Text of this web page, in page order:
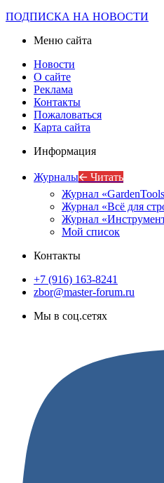
ПОДПИСКА НА НОВОСТИ
Меню сайта
Новости
О сайте
Реклама
Контакты
Пожаловаться
Карта сайта
Информация
Журналы🡨 Читать
Журнал
Журнал «Всё для
Журнал
Мой список
Контакты
+7 (916) 163-8241
zbor@master-forum.ru
Мы в соц.сетях